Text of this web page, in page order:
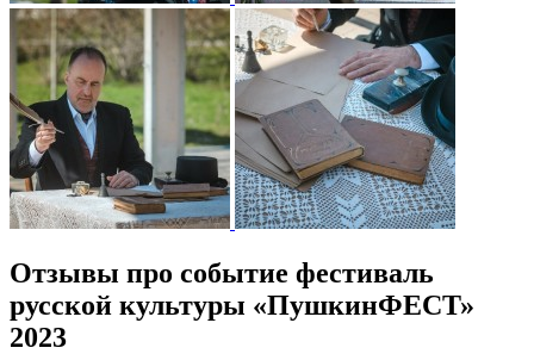
Отзывы про событие фестиваль
русской культуры «ПушкинФЕСТ»
2023